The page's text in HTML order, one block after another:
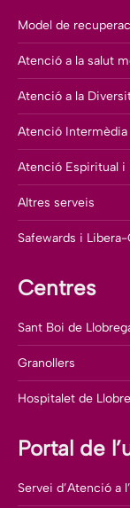
Model de
Atenció a la salut
Atenció a la
Atenció Intermèdia
Atenció Espiritual i
Altres serveis
Safewards i
Centres
Sant Boi de
Granollers
Hospitalet de
Portal de
Servei d’Atenció a